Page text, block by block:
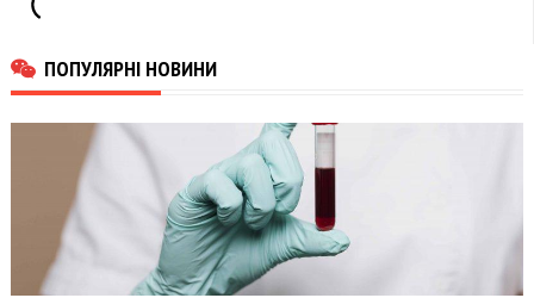
ПОПУЛЯРНІ НОВИНИ